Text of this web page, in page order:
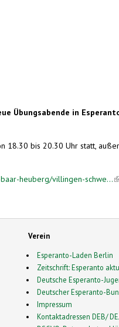
Übungsabende in
bis 20.30 Uhr statt,
heuberg/villingen-schwe...
Verein
Esperanto-Laden Berlin
Zeitschrift: Esperanto
Deutsche Esperanto-
Deutscher Esperanto-
Impressum
Kontaktadressen DEB/